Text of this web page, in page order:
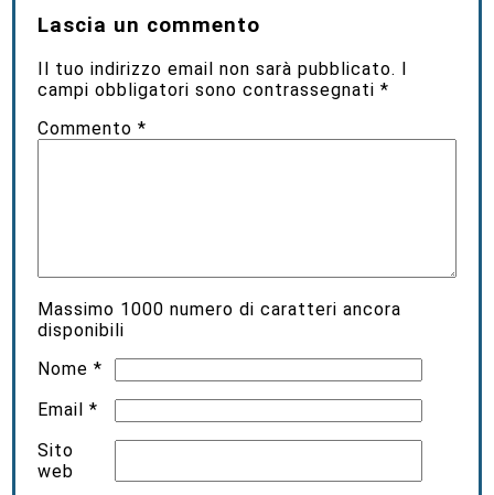
Lascia un commento
Il tuo indirizzo email non sarà pubblicato. I
campi obbligatori sono contrassegnati*
Commento*
Massimo 1000 numero di caratteri ancora
disponibili
Nome*
Email*
Sito
web